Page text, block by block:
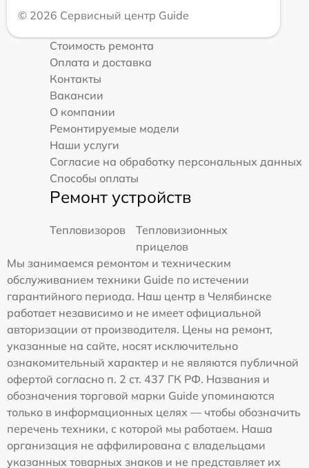
© 2026 Сервисный центр Guide
Стоимость ремонта
Оплата и доставка
Контакты
Вакансии
О компании
Ремонтируемые модели
Наши услуги
Согласие на обработку персональных данных
Способы оплаты
Ремонт устройств
Тепловизоров
Тепловизионных
прицелов
Мы занимаемся ремонтом и техническим
обслуживанием техники Guide по истечении
гарантийного периода. Наш центр в Челябинске
работает независимо и не имеет официальной
авторизации от производителя. Цены на ремонт,
указанные на сайте, носят исключительно
ознакомительный характер и не являются публичной
офертой согласно п. 2 ст. 437 ГК РФ. Названия и
обозначения торговой марки Guide упоминаются
только в информационных целях — чтобы обозначить
перечень техники, с которой мы работаем. Наша
организация не аффилирована с владельцами
указанных товарных знаков и не представляет их